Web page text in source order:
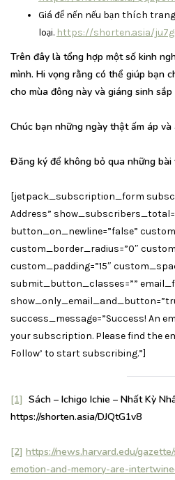
Giá để nến nếu bạn thích
loại. https://shorten.asia/
Trên đây là tổng hợp một số kinh
mình. Hi vọng rằng có thể giúp bạn
cho mùa đông này và giáng sinh sắp
Chúc bạn những ngày thật ấm áp và
Đăng ký để không bỏ qua những
[jetpack_subscription_form
Address”
button_on_newline=”false”
custom_border_radius=”0″
custom_padding=”15″
submit_button_classes=””
success_message=”Success! An
your subscription. Please find the
Follow’ to start subscribing.”]
[1] Sách – Ichigo Ichie – Nhất Kỳ
https://shorten.asia/DJQtG1v8
[2] https://news.harvard.edu/
emotion-and-memory-are-